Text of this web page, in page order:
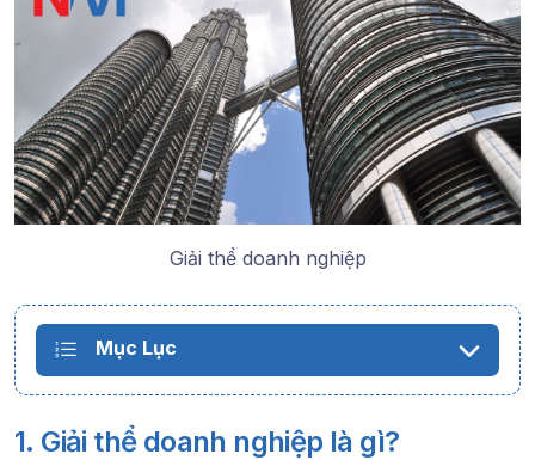
Giải thể doanh nghiệp
Mục Lục
1. Giải thể doanh nghiệp là gì?